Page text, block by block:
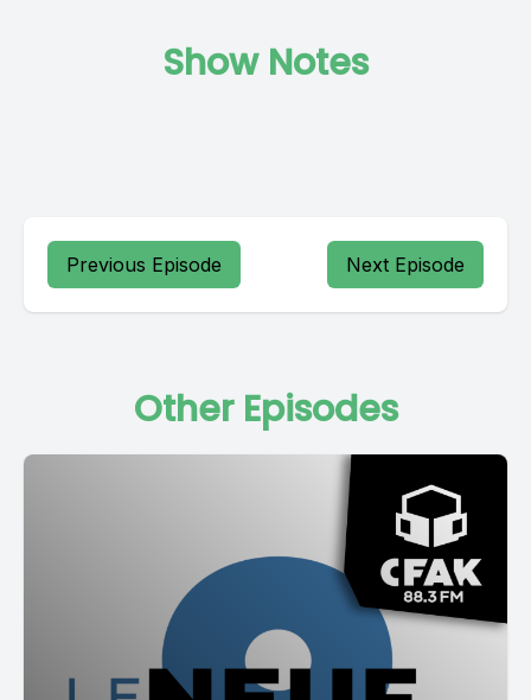
Show Notes
Previous Episode Next Episode
Other Episodes